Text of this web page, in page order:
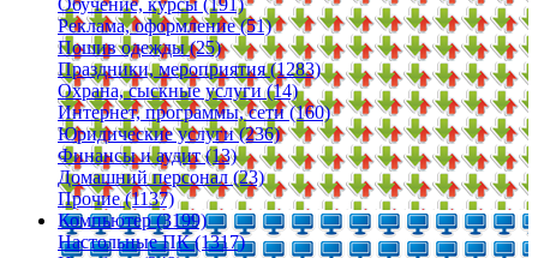
Обучение, курсы (191)
Реклама, оформление (51)
Пошив одежды (25)
Праздники, мероприятия (1283)
Охрана, сыскные услуги (14)
Интернет, программы, сети (160)
Юридические услуги (236)
Финансы и аудит (13)
Домашний персонал (23)
Прочие (1137)
Компьютер (3199)
Настольные ПК (1317)